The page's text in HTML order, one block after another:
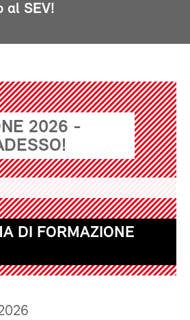
al SEV!
2026 -
DI FORMAZIONE